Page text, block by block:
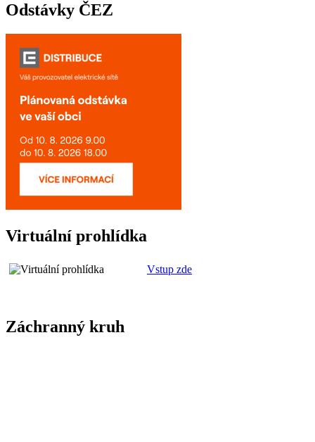
Odstávky ČEZ
Virtuální prohlídka
Vstup zde
Záchranný kruh